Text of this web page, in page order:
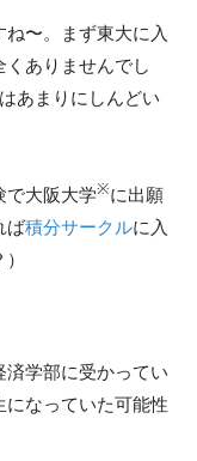
〜。まず東大に入
ありませんでし
あまりにしんどい
で大阪大学※に出願
ば積分サークルに入
学部に受かってい
なっていた可能性